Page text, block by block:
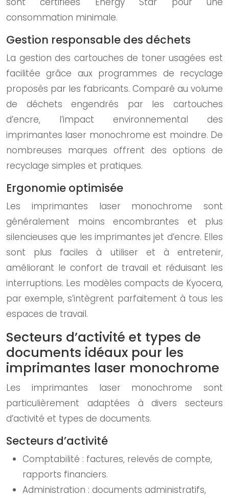
consommation minimale.
Gestion responsable des déchets
La gestion des cartouches de toner usagées est
facilitée grâce aux programmes de recyclage
proposés par les fabricants. Comparé au volume
de déchets engendrés par les cartouches
d’encre, l’impact environnemental des
imprimantes laser monochrome est moindre. De
nombreuses marques offrent des options de
recyclage simples et pratiques.
Ergonomie optimisée
Les imprimantes laser monochrome sont
généralement moins encombrantes et plus
silencieuses que les imprimantes jet d’encre. Elles
sont plus faciles à utiliser et à entretenir,
améliorant le confort de travail et réduisant les
interruptions. Les modèles compacts de Kyocera,
par exemple, s’intègrent parfaitement à tous les
espaces de travail.
Secteurs d’activité et types de
documents idéaux pour les
imprimantes laser monochrome
Les imprimantes laser monochrome sont
particulièrement adaptées à divers secteurs
d’activité et types de documents.
Secteurs d’activité
Comptabilité : factures, relevés de compte,
rapports financiers.
Administration : documents administratifs,